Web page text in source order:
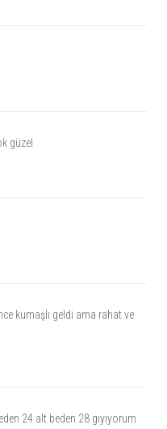
güzel
kumaşlı geldi ama rahat ve
24 alt beden 28 giyiyorum